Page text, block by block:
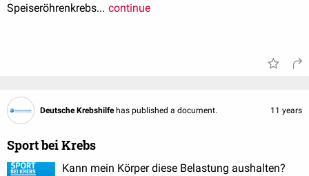
Speiseröhrenkrebs... continue
Deutsche Krebshilfe has published a document. 11 years
Sport bei Krebs
Kann mein Körper diese Belastung aushalten?